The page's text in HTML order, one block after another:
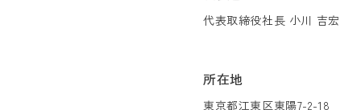
代表取締役社長 小川 吉宏
所在地
東京都江東区東陽7-2-18